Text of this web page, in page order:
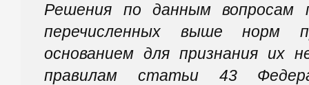
Решения по данным вопросам
перечисленных выше норм
основанием для признания их
правилам статьи 43